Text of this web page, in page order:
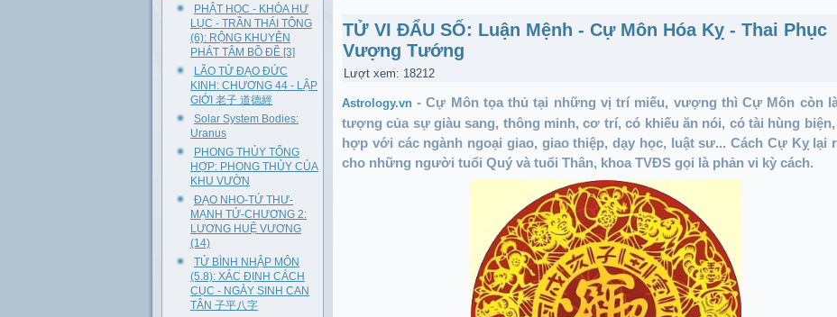
PHẬT HỌC - KHÓA HƯ
LỤC - TRẦN THÁI TÔNG
(6): RỘNG KHUYÊN
PHÁT TÂM BỒ ĐỀ [3]
LÃO TỬ ĐẠO ĐỨC
KINH: CHƯƠNG 44 - LẬP
GIỚI 老子 道德經
Solar System Bodies:
Uranus
PHONG THỦY TỔNG
HỢP: PHONG THỦY CỦA
KHU VƯỜN
ĐẠO NHO-TỨ THƯ-
MẠNH TỬ-CHƯƠNG 2:
LƯƠNG HUỆ VƯƠNG
(14)
TỬ BÌNH NHẬP MÔN
(5.8): XÁC ĐỊNH CÁCH
CỤC - NGÀY SINH CAN
TÂN 子平八字
TỬ VI ĐẨU SỐ: Luận Mệnh - Cự Môn Hóa Kỵ - Thai Phục
Vượng Tướng
Lượt xem: 18212
Astrology.vn - Cự Môn tọa thủ tại những vị trí miếu, vượng thì Cự Môn còn
tượng của sự giàu sang, thông minh, cơ trí, có khiếu ăn nói, có tài hùng
hợp với các ngành ngoại giao, giao thiệp, dạy học, luật sư... Cách Cự Kỵ lại
cho những người tuổi Quý và tuổi Thân, khoa TVĐS gọi là phản vi kỳ cách.